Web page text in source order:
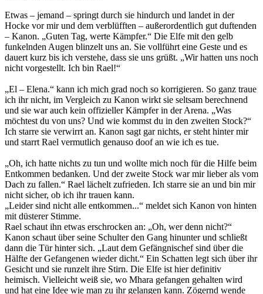
Etwas – jemand – springt durch sie hindurch und landet in der
Hocke vor mir und dem verblüfften – außerordentlich gut duftenden
– Kanon. „Guten Tag, werte Kämpfer.“ Die Elfe mit den gelb
funkelnden Augen blinzelt uns an. Sie vollführt eine Geste und es
dauert kurz bis ich verstehe, dass sie uns grüßt. „Wir hatten uns noch
nicht vorgestellt. Ich bin Rael!“
„El – Elena.“ kann ich mich grad noch so korrigieren. So ganz traue
ich ihr nicht, im Vergleich zu Kanon wirkt sie seltsam berechnend
und sie war auch kein offizieller Kämpfer in der Arena. „Was
möchtest du von uns? Und wie kommst du in den zweiten Stock?“
Ich starre sie verwirrt an. Kanon sagt gar nichts, er steht hinter mir
und starrt Rael vermutlich genauso doof an wie ich es tue.
„Oh, ich hatte nichts zu tun und wollte mich noch für die Hilfe beim
Entkommen bedanken. Und der zweite Stock war mir lieber als vom
Dach zu fallen.“ Rael lächelt zufrieden. Ich starre sie an und bin mir
nicht sicher, ob ich ihr trauen kann.
„Leider sind nicht alle entkommen...“ meldet sich Kanon von hinten
mit düsterer Stimme.
Rael schaut ihn etwas erschrocken an: „Oh, wer denn nicht?“
Kanon schaut über seine Schulter den Gang hinunter und schließt
dann die Tür hinter sich. „Laut dem Gefängnischef sind über die
Hälfte der Gefangenen wieder dicht.“ Ein Schatten legt sich über ihr
Gesicht und sie runzelt ihre Stirn. Die Elfe ist hier definitiv
heimisch. Vielleicht weiß sie, wo Mhara gefangen gehalten wird
und hat eine Idee wie man zu ihr gelangen kann. Zögernd wende